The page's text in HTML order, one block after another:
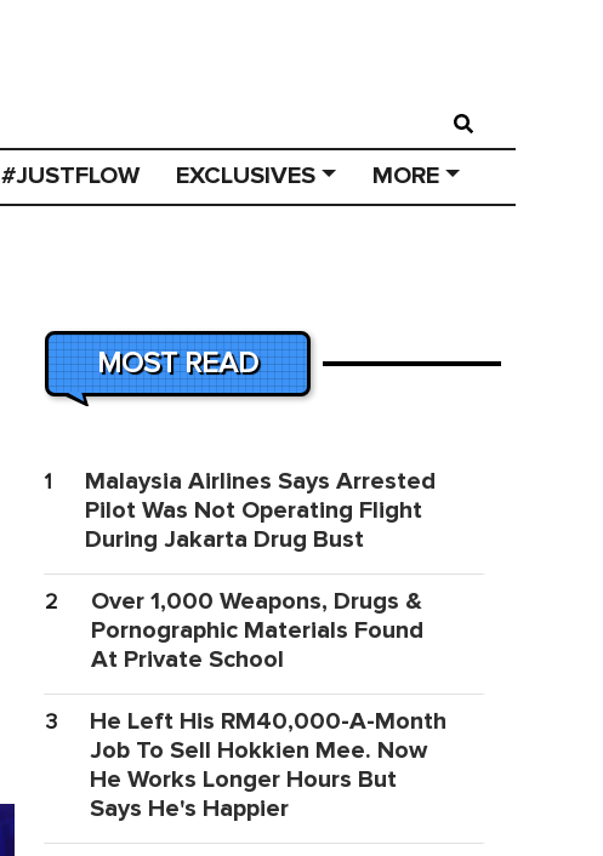
#JUSTFLOW EXCLUSIVES MORE
MOST READ
1
Malaysia Airlines Says Arrested
Pilot Was Not Operating Flight
During Jakarta Drug Bust
2
Over 1,000 Weapons, Drugs &
Pornographic Materials Found
At Private School
3
He Left His RM40,000-A-Month
Job To Sell Hokkien Mee. Now
He Works Longer Hours But
Says He's Happier